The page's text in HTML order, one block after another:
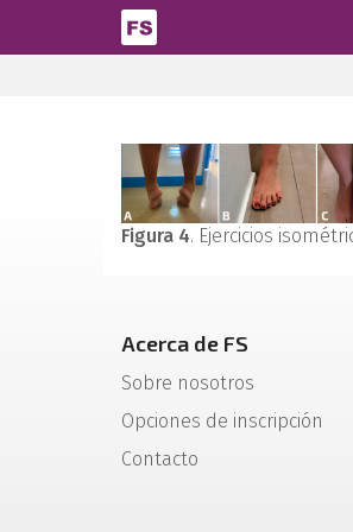
Pasar al contenido principal
Figura 4. Ejercicios
Acerca de FS
Sobre nosotros
Opciones de inscripción
Contacto